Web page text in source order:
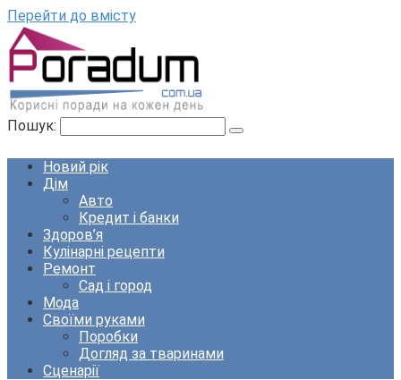
Перейти до вмісту
Пошук:
Новий рік
Дім
Авто
Кредит і банки
Здоров’я
Кулінарні рецепти
Ремонт
Сад і город
Мода
Своїми руками
Поробки
Догляд за тваринами
Сценарії